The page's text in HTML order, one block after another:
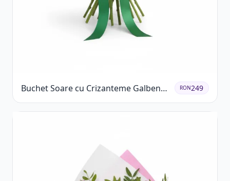
Buchet Soare cu Crizanteme Galbene
și Trandafiri Albi
RON249